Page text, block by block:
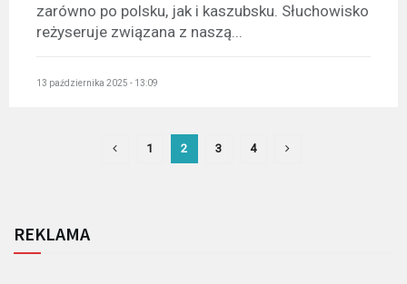
zarówno po polsku, jak i kaszubsku. Słuchowisko
reżyseruje związana z naszą...
13 października 2025 - 13:09
1 2 3 4
REKLAMA